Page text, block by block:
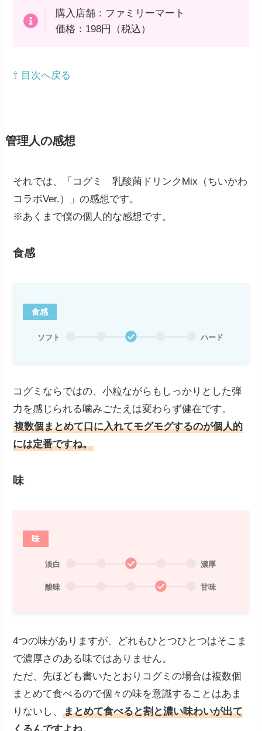
購入店舗：ファミリーマート
価格：198円（税込）
⇧ 目次へ戻る
管理人の感想
それでは、「コグミ 乳酸菌ドリンクMix（ちいかわ
コラボVer.）」の感想です。
※あくまで僕の個人的な感想です。
食感
食感
ソフト ハード
コグミならではの、小粒ながらもしっかりとした弾
力を感じられる噛みごたえは変わらず健在です。
複数個まとめて口に入れてモグモグするのが個人的
には定番ですね。
味
味
淡白 濃厚
酸味 甘味
4つの味がありますが、どれもひとつひとつはそこま
で濃厚さのある味ではありません。
ただ、先ほども書いたとおりコグミの場合は複数個
まとめて食べるので個々の味を意識することはあま
りないし、まとめて食べると割と濃い味わいが出て